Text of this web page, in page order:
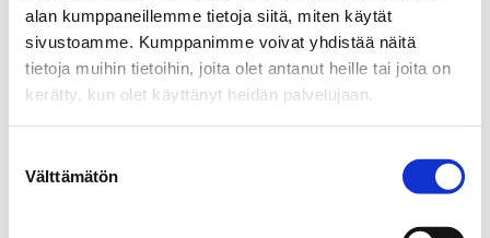
alan kumppaneillemme tietoja siitä, miten käytät
sivustoamme. Kumppanimme voivat yhdistää näitä
tietoja muihin tietoihin, joita olet antanut heille tai joita on
kerätty, kun olet käyttänyt heidän palvelujaan.
valinta
Välttämätön